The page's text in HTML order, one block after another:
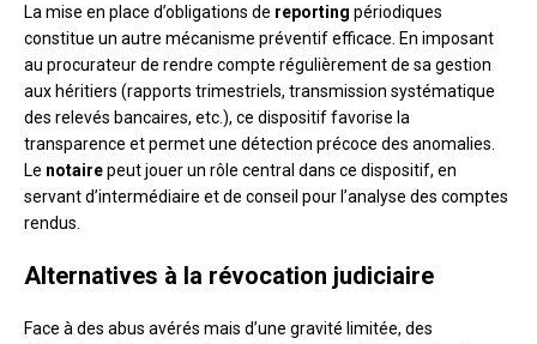
La mise en place d’obligations de reporting périodiques
constitue un autre mécanisme préventif efficace. En imposant
au procurateur de rendre compte régulièrement de sa gestion
aux héritiers (rapports trimestriels, transmission systématique
des relevés bancaires, etc.), ce dispositif favorise la
transparence et permet une détection précoce des anomalies.
Le notairepeut jouer un rôle central dans ce dispositif, en
servant d’intermédiaire et de conseil pour l’analyse des comptes
rendus.
Alternatives à la révocation judiciaire
Face à des abus avérés mais d’une gravité limitée, des